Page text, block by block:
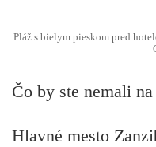
Pláž s bielym pieskom pred
Čo by ste nemali
Hlavné mesto